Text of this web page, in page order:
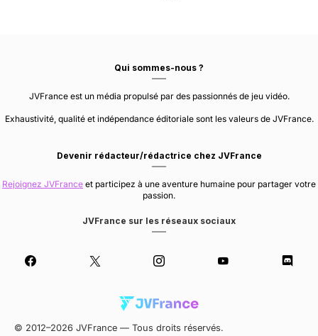
Qui sommes-nous ?
JVFrance est un média propulsé par des passionnés de jeu vidéo.
Exhaustivité, qualité et indépendance éditoriale sont les valeurs de JVFrance.
Devenir rédacteur/rédactrice chez JVFrance
Rejoignez JVFrance et participez à une aventure humaine pour partager votre
passion.
JVFrance sur les réseaux sociaux
© 2012–2026 JVFrance — Tous droits réservés.